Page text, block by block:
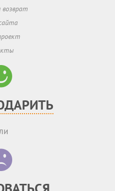
возврат